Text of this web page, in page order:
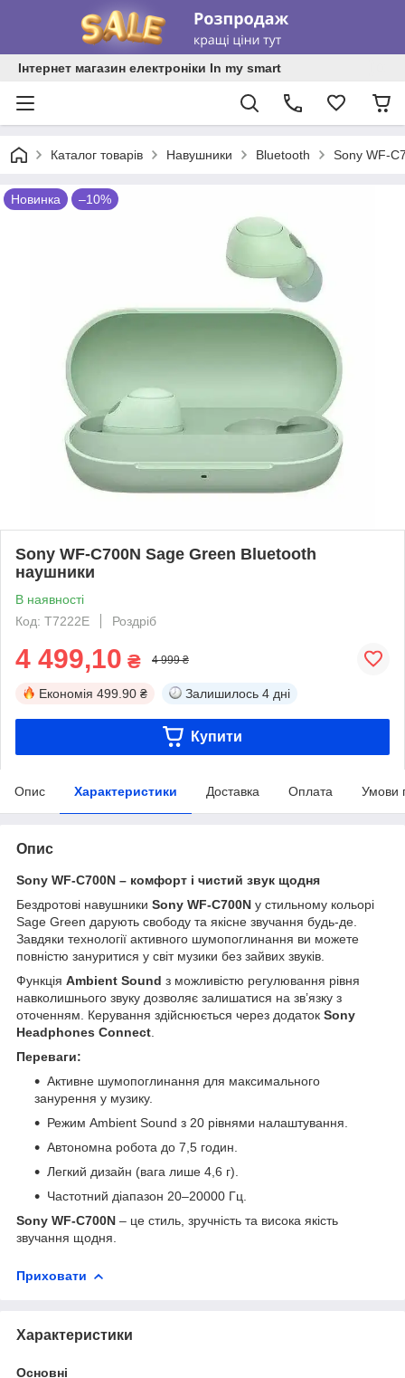
Інтернет магазин електроніки In my smart
Каталог товарів Навушники Bluetooth Sony WF-
Новинка –10%
Sony WF-C700N Sage Green Bluetooth
наушники
В наявності
Код: T7222E
Роздріб
4 499,10 ₴ 4 999 ₴
Економія 499.90 ₴ Залишилось 4 дні
Купити
Опис Характеристики Доставка Оплата Умови
Опис
Sony WF-C700N – комфорт і чистий звук щодня
Бездротові навушники Sony WF-C700N у стильному кольорі
Sage Green дарують свободу та якісне звучання будь-де.
Завдяки технології активного шумопоглинання ви можете
повністю зануритися у світ музики без зайвих звуків.
Функція Ambient Sound з можливістю регулювання рівня
навколишнього звуку дозволяє залишатися на зв’язку з
оточенням. Керування здійснюється через додаток Sony
Headphones Connect
Переваги:
Активне шумопоглинання для максимального
занурення у музику.
Режим Ambient Sound з 20 рівнями налаштування.
Автономна робота до 7,5 годин.
Легкий дизайн (вага лише 4,6 г).
Частотний діапазон 20–20000 Гц.
Sony WF-C700N – це стиль, зручність та висока якість
звучання щодня.
Приховати
Характеристики
Основні